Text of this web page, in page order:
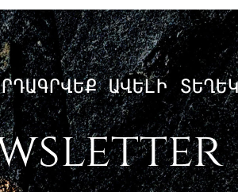
ԱՎԵԼԻ